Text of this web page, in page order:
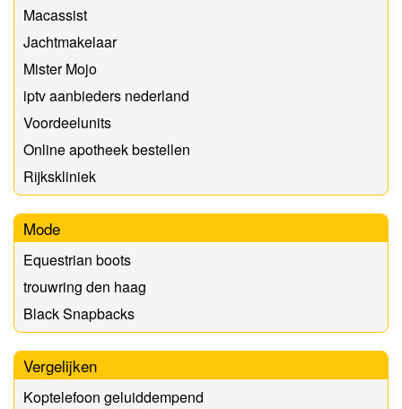
Macassist
Jachtmakelaar
Mister Mojo
iptv aanbieders nederland
Voordeelunits
Online apotheek bestellen
Rijkskliniek
Mode
Equestrian boots
trouwring den haag
Black Snapbacks
Vergelijken
Koptelefoon geluiddempend